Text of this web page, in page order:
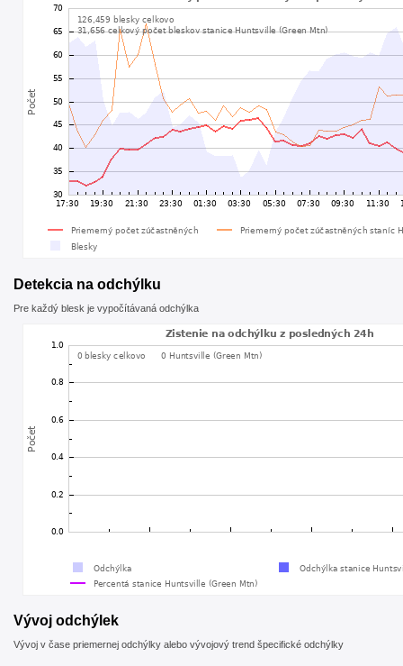
Detekcia na odchýlku
Pre každý blesk je vypočítávaná odchýlka
Vývoj odchýlek
Vývoj v čase priemernej odchýlky alebo vývojový trend špecifické odchýlky